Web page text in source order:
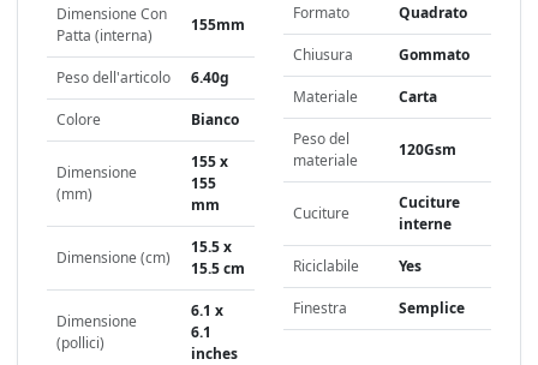
Dimensione Con
Patta (interna)
155mm
Peso dell'articolo 6.40g
Colore Bianco
Dimensione
(mm)
155 x
155
mm
Dimensione (cm)
15.5 x
15.5 cm
Dimensione
(pollici)
6.1 x
6.1
inches
Formato Quadrato
Chiusura Gommato
Materiale Carta
Peso del
materiale
120Gsm
Cuciture
Cuciture
interne
Riciclabile Yes
Finestra Semplice